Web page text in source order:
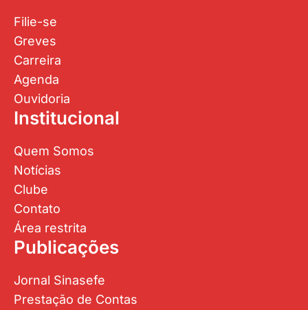
Filie-se
Greves
Carreira
Agenda
Ouvidoria
Institucional
Quem Somos
Notícias
Clube
Contato
Área restrita
Publicações
Jornal Sinasefe
Prestação de Contas